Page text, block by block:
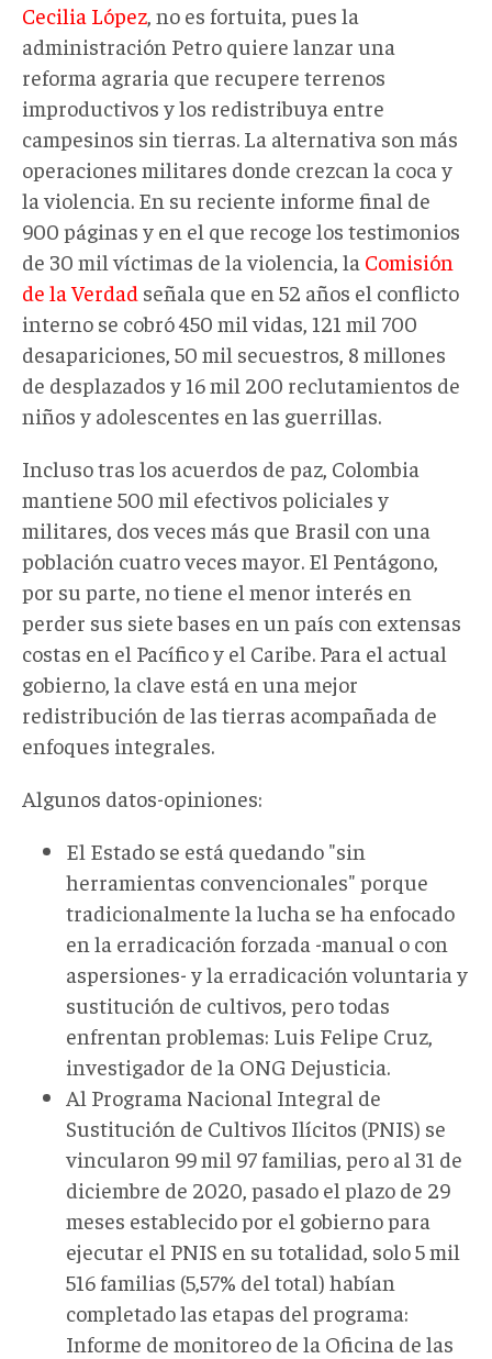
Cecilia López, no es fortuita, pues la
administración Petro quiere lanzar una
reforma agraria que recupere terrenos
improductivos y los redistribuya entre
campesinos sin tierras. La alternativa son más
operaciones militares donde crezcan la coca y
la violencia. En su reciente informe final de
900 páginas y en el que recoge los testimonios
de 30 mil víctimas de la violencia, la Comisión
de la Verdad señala que en 52 años el conflicto
interno se cobró 450 mil vidas, 121 mil 700
desapariciones, 50 mil secuestros, 8 millones
de desplazados y 16 mil 200 reclutamientos de
niños y adolescentes en las guerrillas.
Incluso tras los acuerdos de paz, Colombia
mantiene 500 mil efectivos policiales y
militares, dos veces más que Brasil con una
población cuatro veces mayor. El Pentágono,
por su parte, no tiene el menor interés en
perder sus siete bases en un país con extensas
costas en el Pacífico y el Caribe. Para el actual
gobierno, la clave está en una mejor
redistribución de las tierras acompañada de
enfoques integrales.
Algunos datos-opiniones:
El Estado se está quedando "sin
herramientas convencionales" porque
tradicionalmente la lucha se ha enfocado
en la erradicación forzada -manual o con
aspersiones- y la erradicación voluntaria y
sustitución de cultivos, pero todas
enfrentan problemas: Luis Felipe Cruz,
investigador de la ONG Dejusticia.
Al Programa Nacional Integral de
Sustitución de Cultivos Ilícitos (PNIS) se
vincularon 99 mil 97 familias, pero al 31 de
diciembre de 2020, pasado el plazo de 29
meses establecido por el gobierno para
ejecutar el PNIS en su totalidad, solo 5 mil
516 familias (5,57% del total) habían
completado las etapas del programa:
Informe de monitoreo de la Oficina de las